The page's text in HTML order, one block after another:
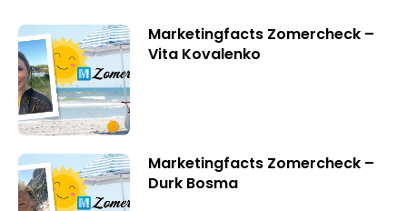
Marketingfacts Zomercheck –
Vita Kovalenko
Marketingfacts Zomercheck –
Durk Bosma